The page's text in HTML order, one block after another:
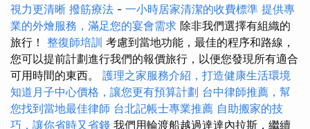
視力更清晰 撥筋療法 - 一小時居家清潔的收費標準 提供專
業的外燴服務，滿足您的宴會需求 除非我們選擇有組織的
旅行！ 整復師培訓 考慮到當地功能，最佳的程序和路線，
您可以提前計劃進行我們的報價旅行，以便您發現所有適合
可用時間的東西。 護理之家服務介紹，打造健康生活環境
知道月子中心價格，讓您更有預算計劃 台中律師推薦，幫
您找到當地最佳律師 台北記帳士專業推薦 自助搬家的技
巧，讓你省時又省錢 我們用輪渡船越過達達內拉斯，繼續